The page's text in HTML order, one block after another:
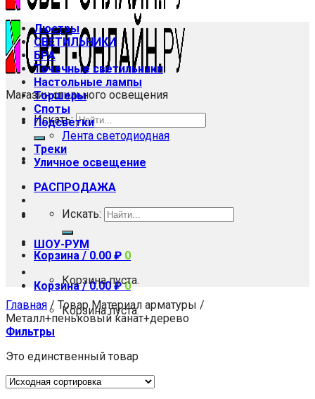
Магазин стильного освещения
Искать:
РАСПРОДАЖА
ШОУ-РУМ
Корзина /0.00₽ 0
Корзина пуста.
Люстры
СВЕТИЛЬНИКИ
БРА
Точечные светильники
Настольные лампы
Торшеры
Споты
Подсветки
Лента светодиодная
Треки
Уличное освещение
Искать:
Корзина / 0.00 ₽ 0
Корзина пуста.
Главная / Товар Материал арматуры /
Металл+пеньковый канат+дерево
Фильтры
Это единственный товар